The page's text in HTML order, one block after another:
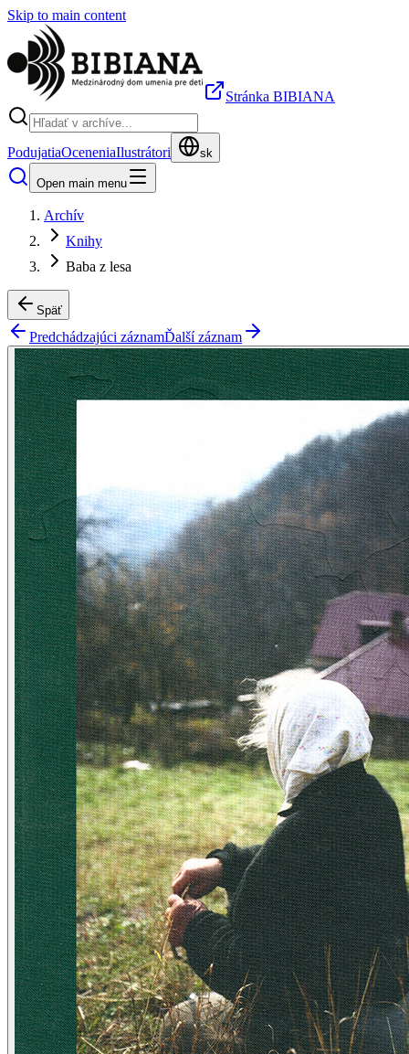
Skip to main content
Stránka BIBIANA
PodujatiaOceneniaIlustrátori sk
Open main menu
Archív
Knihy
Baba z lesa
Späť
Predchádzajúci záznamĎalší záznam